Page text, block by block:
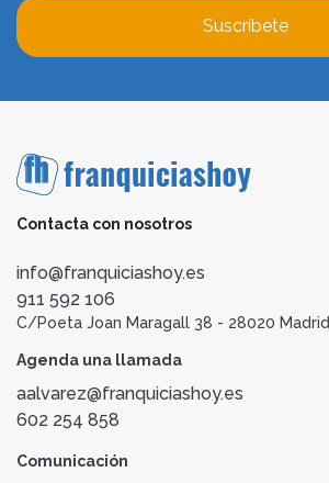
Suscríbete
Contacta con nosotros
info@franquiciashoy.es
911 592 106
C/Poeta Joan Maragall 38 - 28020 Madrid
Agenda una llamada
aalvarez@franquiciashoy.es
602 254 858
Comunicación